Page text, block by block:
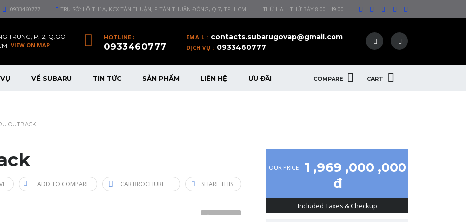
THỨ HAI - THỨ BẢY 8.00 - 19.00
TRỤ SỞ: LÔ TH1A, KCX TÂN THUẬN, P.TÂN THUẬN ĐÔNG, Q.7, TP. HCM
0933460777
EMAIL : contacts.subarugovap@gmail.com
DỊCH VỤ : 0933460777
HOTLINE :
0933460777
TRUNG, P.12, Q.GÒ
VIEW ON MAP
COMPARE CART
VỀ SUBARU TIN TỨC SẢN PHẨM LIÊN HỆ ƯU ĐÃI
OUTBACK
ADD TO COMPARE CAR BROCHURE SHARE THIS
1 VIDEO
OUR PRICE
1 ,969 ,000 ,000
đ
Included Taxes & Checkup